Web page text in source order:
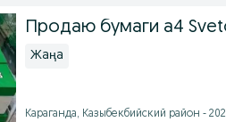
Продаю бумаги а4
Жаңа
Караганда, Казыбекбийский район -